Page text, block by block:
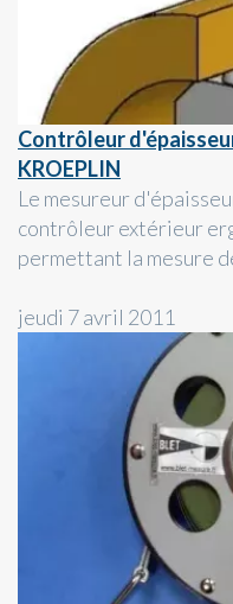
Contrôleur
KROEPLIN
Le mesureur
contrôleur extérieur
permettant la mesure
jeudi 7 avril 2011